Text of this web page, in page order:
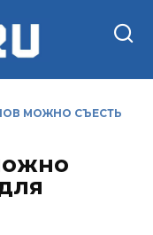
МОЖНО СЪЕСТЬ